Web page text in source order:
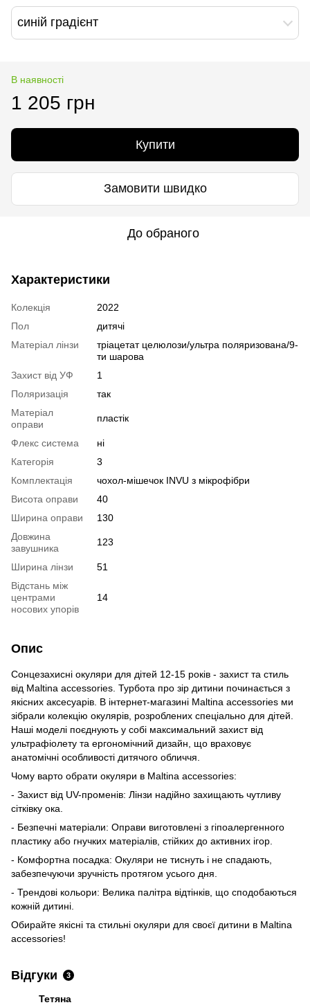
синій градієнт
В наявності
1 205 грн
Купити
Замовити швидко
До обраного
Характеристики
Колекція
2022
Пол
дитячі
Матеріал лінзи
тріацетат целюлози/ультра поляризована/9-
ти шарова
Захист від УФ
1
Поляризація
так
Матеріал
оправи
пластік
Флекс система
ні
Категорія
3
Комплектація
чохол-мішечок INVU з мікрофібри
Висота оправи
40
Ширина оправи
130
Довжина
завушника
123
Ширина лінзи
51
Відстань між
центрами
носових упорів
14
Опис
Сонцезахисні окуляри для дітей 12-15 років - захист та стиль
від Maltina accessories. Турбота про зір дитини починається з
якісних аксесуарів. В інтернет-магазині Maltina accessories ми
зібрали колекцію окулярів, розроблених спеціально для дітей.
Наші моделі поєднують у собі максимальний захист від
ультрафіолету та ергономічний дизайн, що враховує
анатомічні особливості дитячого обличчя.
Чому варто обрати окуляри в Maltina accessories:
- Захист від UV-променів: Лінзи надійно захищають чутливу
сітківку ока.
- Безпечні матеріали: Оправи виготовлені з гіпоалергенного
пластику або гнучких матеріалів, стійких до активних ігор.
- Комфортна посадка: Окуляри не тиснуть і не спадають,
забезпечуючи зручність протягом усього дня.
- Трендові кольори: Велика палітра відтінків, що сподобаються
кожній дитині.
Обирайте якісні та стильні окуляри для своєї дитини в Maltina
accessories!
Відгуки 3
Тетяна